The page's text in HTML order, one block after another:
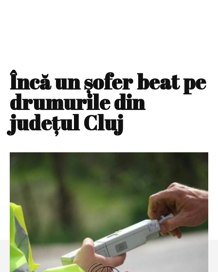
Încă un şofer beat pe
drumurile din
judeţul Cluj